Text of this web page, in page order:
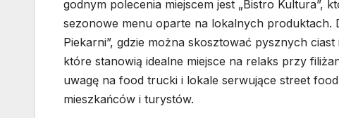
godnym polecenia miejscem jest „Bistro Kultura”,
sezonowe menu oparte na lokalnych produktach.
Piekarni”, gdzie można skosztować pysznych
które stanowią idealne miejsce na relaks przy
uwagę na food trucki i lokale serwujące street
mieszkańców i turystów.